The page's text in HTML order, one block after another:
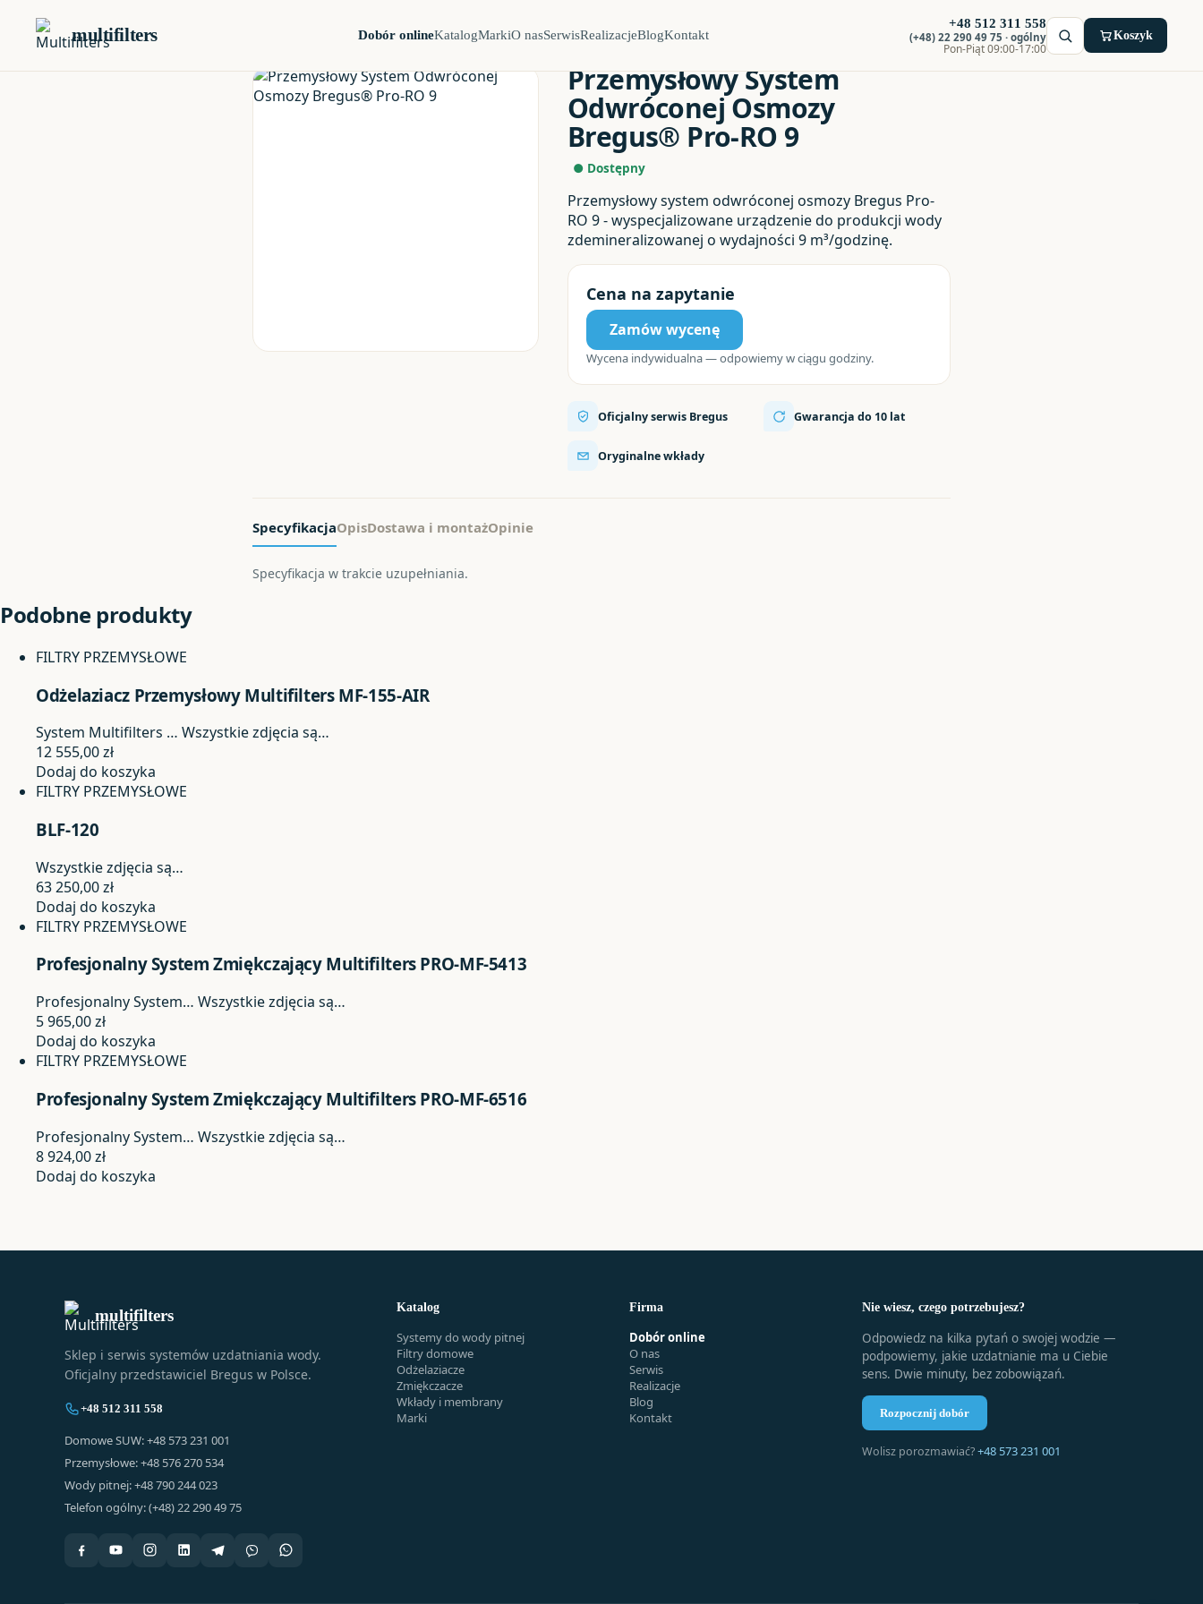
multifilters Dobór onlineKatalogMarkiO nasSerwisRealizacjeBlogKontakt
+48 512 311 558
(+48) 22 290 49 75 · ogólny
Pon-Piąt 09:00-17:00
Koszyk
FILTRY PRZEMYSŁOWE›Przemysłowy System Odwróconej Osmozy Bregus® Pro-RO 9
Przemysłowy System
Odwróconej Osmozy
Bregus® Pro-RO 9
● Dostępny
Przemysłowy system odwróconej osmozy Bregus Pro-
RO 9 - wyspecjalizowane urządzenie do produkcji wody
zdemineralizowanej o wydajności 9 m³/godzinę.
Cena na zapytanie
Zamów wycenę
Wycena indywidualna — odpowiemy w ciągu godziny.
Oficjalny serwis Bregus Gwarancja do 10 lat
Oryginalne wkłady
SpecyfikacjaOpisDostawa i montażOpinie
Specyfikacja w trakcie uzupełniania.
Podobne produkty
FILTRY PRZEMYSŁOWE
Odżelaziacz Przemysłowy Multifilters MF-155-AIR
System Multifilters … Wszystkie zdjęcia są…
12 555,00zł
Dodaj do koszyka
FILTRY PRZEMYSŁOWE
BLF-120
Wszystkie zdjęcia są…
63 250,00zł
Dodaj do koszyka
FILTRY PRZEMYSŁOWE
Profesjonalny System Zmiękczający Multifilters PRO-MF-5413
Profesjonalny System… Wszystkie zdjęcia są…
5 965,00zł
Dodaj do koszyka
FILTRY PRZEMYSŁOWE
Profesjonalny System Zmiękczający Multifilters PRO-MF-6516
Profesjonalny System… Wszystkie zdjęcia są…
8 924,00zł
Dodaj do koszyka
multifilters
Sklep i serwis systemów uzdatniania wody.
Oficjalny przedstawiciel Bregus w Polsce.
+48 512 311 558
Domowe SUW: +48 573 231 001
Przemysłowe: +48 576 270 534
Wody pitnej: +48 790 244 023
Telefon ogólny: (+48) 22 290 49 75
Katalog
Systemy do wody pitnej
Filtry domowe
Odżelaziacze
Zmiękczacze
Wkłady i membrany
Marki
Firma
Dobór online
O nas
Serwis
Realizacje
Blog
Kontakt
Nie wiesz, czego potrzebujesz?
Odpowiedz na kilka pytań o swojej wodzie —
podpowiemy, jakie uzdatnianie ma u Ciebie
sens. Dwie minuty, bez zobowiązań.
Rozpocznij dobór
Wolisz porozmawiać?+48 573 231 001